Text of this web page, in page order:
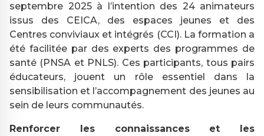
septembre 2025 à l’intention des 24 animateurs
issus des CEICA, des espaces jeunes et des
Centres conviviaux et intégrés (CCI). La formation a
été facilitée par des experts des programmes de
santé (PNSA et PNLS). Ces participants, tous pairs
éducateurs, jouent un rôle essentiel dans la
sensibilisation et l’accompagnement des jeunes au
sein de leurs communautés.
Renforcer les connaissances et les